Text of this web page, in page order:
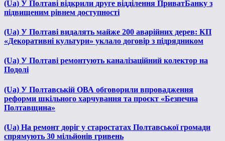
(Ua) У Полтаві відкрили друге відділення ПриватБанку з
підвищеним рівнем доступності
(Ua) У Полтаві видалять майже 200 аварійних дерев: КП
«Декоративні культури» уклало договір з підрядником
(Ua) У Полтаві ремонтують каналізаційний колектор на
Подолі
(Ua) У Полтавській ОВА обговорили впровадження
реформи шкільного харчування та проєкт «Безпечна
Полтавщина»
(Ua) На ремонт доріг у старостатах Полтавської громади
спрямують 30 мільйонів гривень